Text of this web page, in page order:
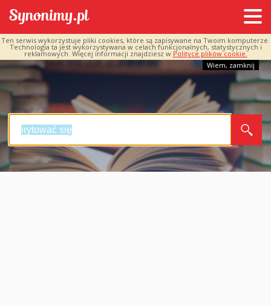
Ten serwis wykorzystuje pliki cookies, które są zapisywane na Twoim komputerze.
Technologia ta jest wykorzystywana w celach funkcjonalnych, statystycznych i
reklamowych. Więcej informacji znajdziesz w Polityce plików cookie.
Wiem, zamknij